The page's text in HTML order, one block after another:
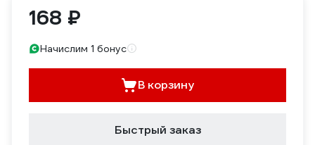
168 ₽
Начислим 1 бонус
В корзину
Быстрый заказ